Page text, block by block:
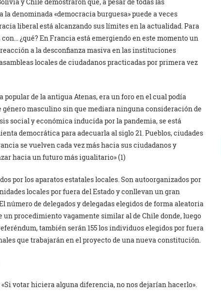
denominada «democracia burguesa» puede a veces
liberal está alcanzando sus límites en la actualidad. Para
¿qué? En Francia está emergiendo en este momento un
a la desconfianza masiva en las instituciones
locales de ciudadanos practicadas por primera vez
popular de la antigua Atenas, era un foro en el cual podía
masculino sin que mediara ninguna consideración de
social y económica inducida por la pandemia, se está
democrática para adecuarla al siglo 21. Pueblos, ciudades
se vuelven cada vez más hacia sus ciudadanos y
hacia un futuro más igualitario» (1)
por los aparatos estatales locales. Son autoorganizados por
locales por fuera del Estado y conllevan un gran
número de delegados y delegadas elegidos de forma aleatoria
un procedimiento vagamente similar al de Chile donde, luego
también serán 155 los individuos elegidos por fuera
que trabajarán en el proyecto de una nueva constitución.
votar hiciera alguna diferencia, no nos dejarían hacerlo».